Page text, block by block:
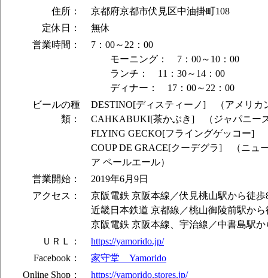
住所：
京都府京都市伏見区中油掛町108
定休日：
無休
営業時間：
7：00～22：00
モーニング： 7：00～10：00
ランチ： 11：30～14：00
ディナー： 17：00～22：00
ビールの種
類：
DESTINO[ディスティーノ] （アメリカ
CAHKABUKI[茶かぶき] （ジャパニー
FLYING GECKO[フライングゲッコー]
COUP DE GRACE[クーデグラ] （ニュ
ア ペールエール）
営業開始：
2019年6月9日
アクセス：
京阪電鉄 京阪本線／伏見桃山駅から徒歩
近畿日本鉄道 京都線／桃山御陵前駅から
京阪電鉄 京阪本線、宇治線／中書島駅か
ＵＲＬ：
https://yamorido.jp/
Facebook：
家守堂 Yamorido
Online Shop：
https://yamorido.stores.jp/